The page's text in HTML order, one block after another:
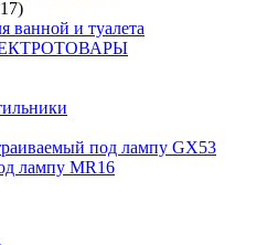
ванной и туалета
под лампу GX53
лампу MR16